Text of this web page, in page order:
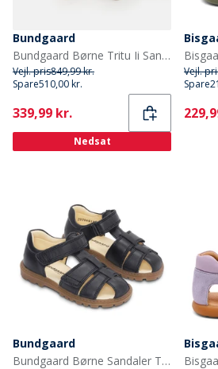
Bundgaard
Bundgaard Børne Tritu Ii Sandaler Army
Vejl. pris849,99 kr.
Spare510,00 kr.
Current
339,99 kr.
Nedsat
Vejl.
Spare
Bundgaard
Bundgaard Børne Sandaler Tritu II Sort Ws